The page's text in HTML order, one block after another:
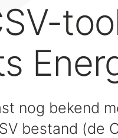
nog bekend
bestand (de